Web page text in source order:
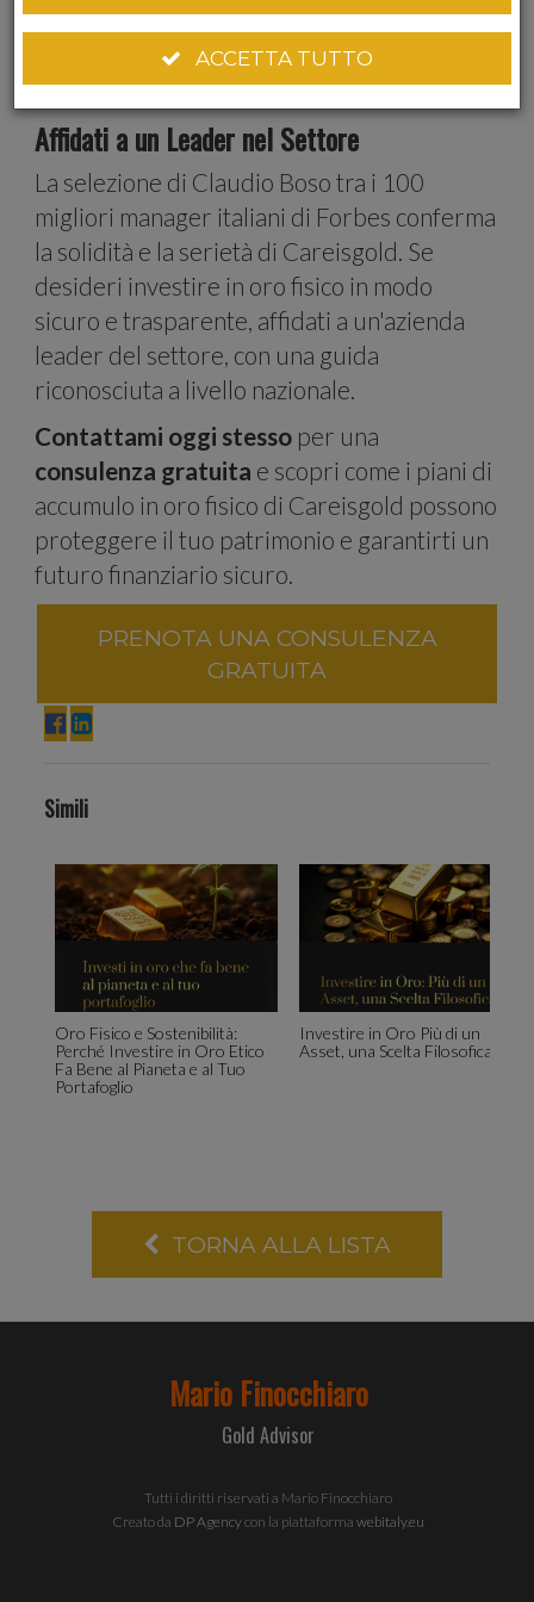
consulenza personalizzata per
massimizzare i benefici del loro
investimento.
Affidati a un Leader nel Settore
La selezione di Claudio Boso tra i 100
migliori manager italiani di Forbes conferma
la solidità e la serietà di Careisgold. Se
desideri investire in oro fisico in modo
sicuro e trasparente, affidati a un'azienda
leader del settore, con una guida
riconosciuta a livello nazionale.
Contattami oggi stesso per una
consulenza gratuita e scopri come i piani di
accumulo in oro fisico di Careisgold possono
proteggere il tuo patrimonio e garantirti un
futuro finanziario sicuro.
PRENOTA UNA CONSULENZA
GRATUITA
Simili
Oro Fisico e Sostenibilità:
Perché Investire in Oro Etico
Fa Bene al Pianeta e al Tuo
Portafoglio
Investire in Oro Più di un
Asset, una Scelta Filosofica
TORNA ALLA LISTA
social
media e
analizzare
il nostro
traffico.
inoltre
sul tuo
utilizzo
del
ACCETTA TUTTO